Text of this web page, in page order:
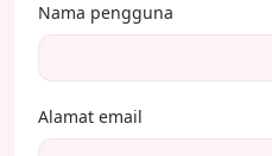
Masuk
API
Nama pengguna
Alamat email